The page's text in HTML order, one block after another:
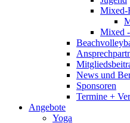
Mixed-
Mixed
News und
Sponsoren
Termine +
Angebote
Yoga